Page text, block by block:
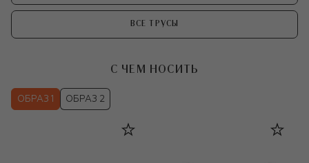
ВСЕ ТРУСЫ
С ЧЕМ НОСИТЬ
ОБРАЗ 1 ОБРАЗ 2